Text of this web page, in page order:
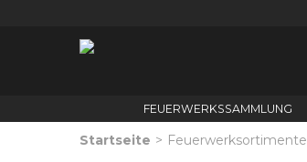
FEUERWERKSSAMMLUNG
Startseite > Feuerwerksortimente